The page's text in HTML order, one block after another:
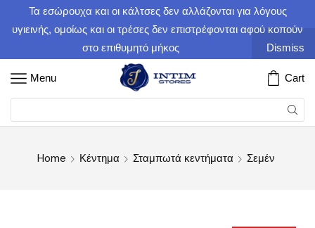
Τα εσώρουχα και οι κάλτσες δεν αλλάζονται για λόγους
υγιεινής, ομοίως και οι τρέσες δεν επιστρέφονται αφού κοπούν
στο επιθυμητό μήκος
Dismiss
Menu Cart
Home Κέντημα Σταμπωτά κεντήματα Σεμέν